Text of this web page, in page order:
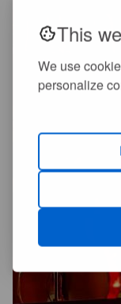
This
We use
personalize